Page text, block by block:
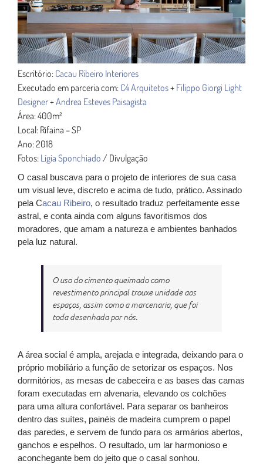
Escritório: Cacau Ribeiro Interiores
Executado em parceria com: C4 Arquitetos+ Filippo Giorgi Light
Designer+Andrea Esteves Paisagista
Área: 400m²
Local: Rifaina – SP
Ano: 2018
Fotos: Lígia Sponchiado / Divulgação
O casal buscava para o projeto de interiores de sua casa
um visual leve, discreto e acima de tudo, prático. Assinado
pela Cacau Ribeiro, o resultado traduz perfeitamente esse
astral, e conta ainda com alguns favoritismos dos
moradores, que amam a natureza e ambientes banhados
pela luz natural.
O uso do cimento queimado como
revestimento principal trouxe unidade aos
espaços, assim como a marcenaria, que foi
toda desenhada por nós.
A área social é ampla, arejada e integrada, deixando para o
próprio mobiliário a função de setorizar os espaços. Nos
dormitórios, as mesas de cabeceira e as bases das camas
foram executadas em alvenaria, elevando os colchões
para uma altura confortável. Para separar os banheiros
dentro das suítes, painéis de madeira cumprem o papel
das paredes, e servem de fundo para os armários abertos,
ganchos e espelhos. O resultado, um lar harmonioso e
aconchegante bem do jeito que o casal sonhou.